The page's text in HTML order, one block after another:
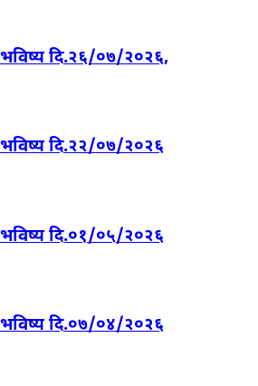
दि.२६/०७/२०२६,
दि.२२/०७/२०२६
दि.०१/०५/२०२६
दि.०७/०४/२०२६